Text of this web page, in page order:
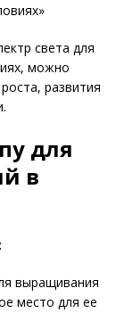
света для
можно
развития
для
в
выращивания
место для ее